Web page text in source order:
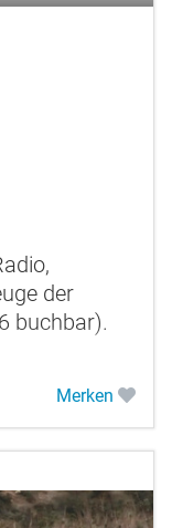
der
buchbar).
Merken